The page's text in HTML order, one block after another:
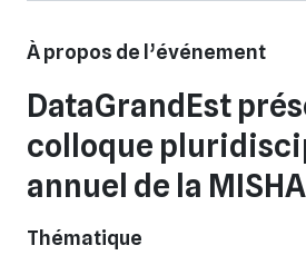
À propos de l’événement
DataGrandEst
colloque
annuel de la MISHA
Thématique